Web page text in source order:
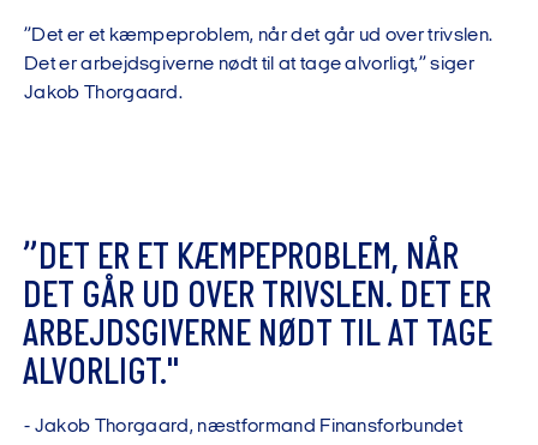
”Det er et kæmpeproblem, når det går ud over trivslen.
Det er arbejdsgiverne nødt til at tage alvorligt,” siger
Jakob Thorgaard.
”DET ER ET KÆMPEPROBLEM, NÅR
DET GÅR UD OVER TRIVSLEN. DET ER
ARBEJDSGIVERNE NØDT TILAT TAGE
ALVORLIGT."
- Jakob Thorgaard, næstformand Finansforbundet